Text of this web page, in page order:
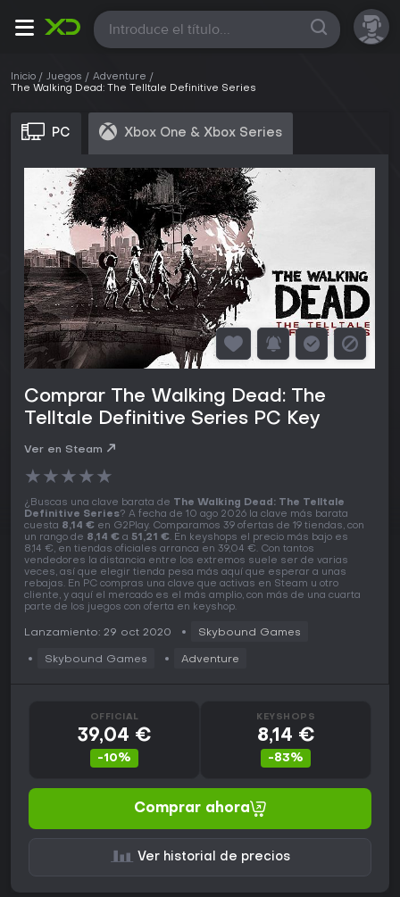
Todas
Inicio Juegos
Adventure
The Walking Dead: The Telltale Definitive Series
PC Xbox One & Xbox Series
Comprar The Walking Dead: The
Telltale Definitive Series PC Key
Ver en Steam
★★★★★
¿Buscas una clave barata de The Walking Dead: The Telltale
Definitive Series? A fecha de 10 ago 2026 la clave más barata
cuesta 8,14 € en G2Play. Comparamos 39 ofertas de 19 tiendas, con
un rango de 8,14 € a 51,21 €. En keyshops el precio más bajo es
8,14 €, en tiendas oficiales arranca en 39,04 €. Con tantos
vendedores la distancia entre los extremos suele ser de varias
veces, así que elegir tienda pesa más aquí que esperar a unas
rebajas. En PC compras una clave que activas en Steam u otro
cliente, y aquí el mercado es el más amplio, con más de una cuarta
parte de los juegos con oferta en keyshop.
Lanzamiento: 29 oct 2020 Skybound Games
Skybound Games Adventure
OFFICIAL
39,04 €
-10%
KEYSHOPS
8,14 €
-83%
Comprar ahora
Ver historial de precios